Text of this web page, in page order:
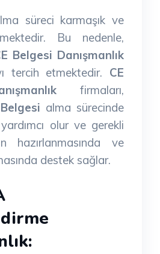
süreci karmaşık ve
Bu nedenle,
Belgesi Danışmanlık
tercih etmektedir. CE
firmaları,
alma sürecinde
olur ve gerekli
hazırlanmasında ve
destek sağlar.